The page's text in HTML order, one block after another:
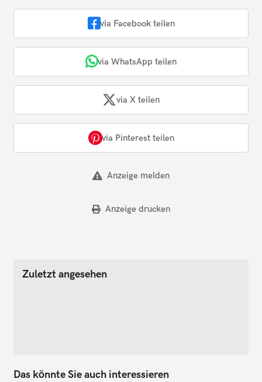
via Facebook teilen
via WhatsApp teilen
via X teilen
via Pinterest teilen
Anzeige melden
Anzeige drucken
Zuletzt angesehen
Das könnte Sie auch interessieren